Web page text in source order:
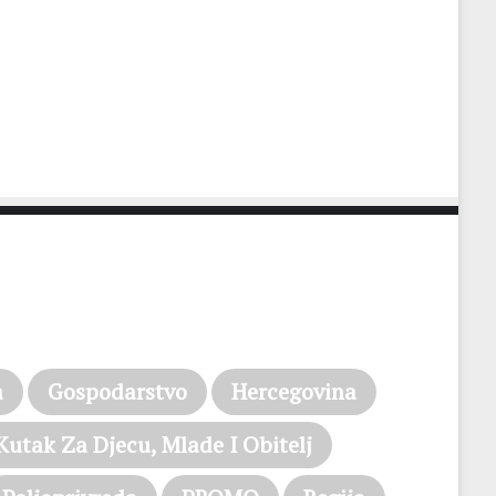
Gospodarstvo
Hercegovina
Za Djecu, Mlade I Obitelj